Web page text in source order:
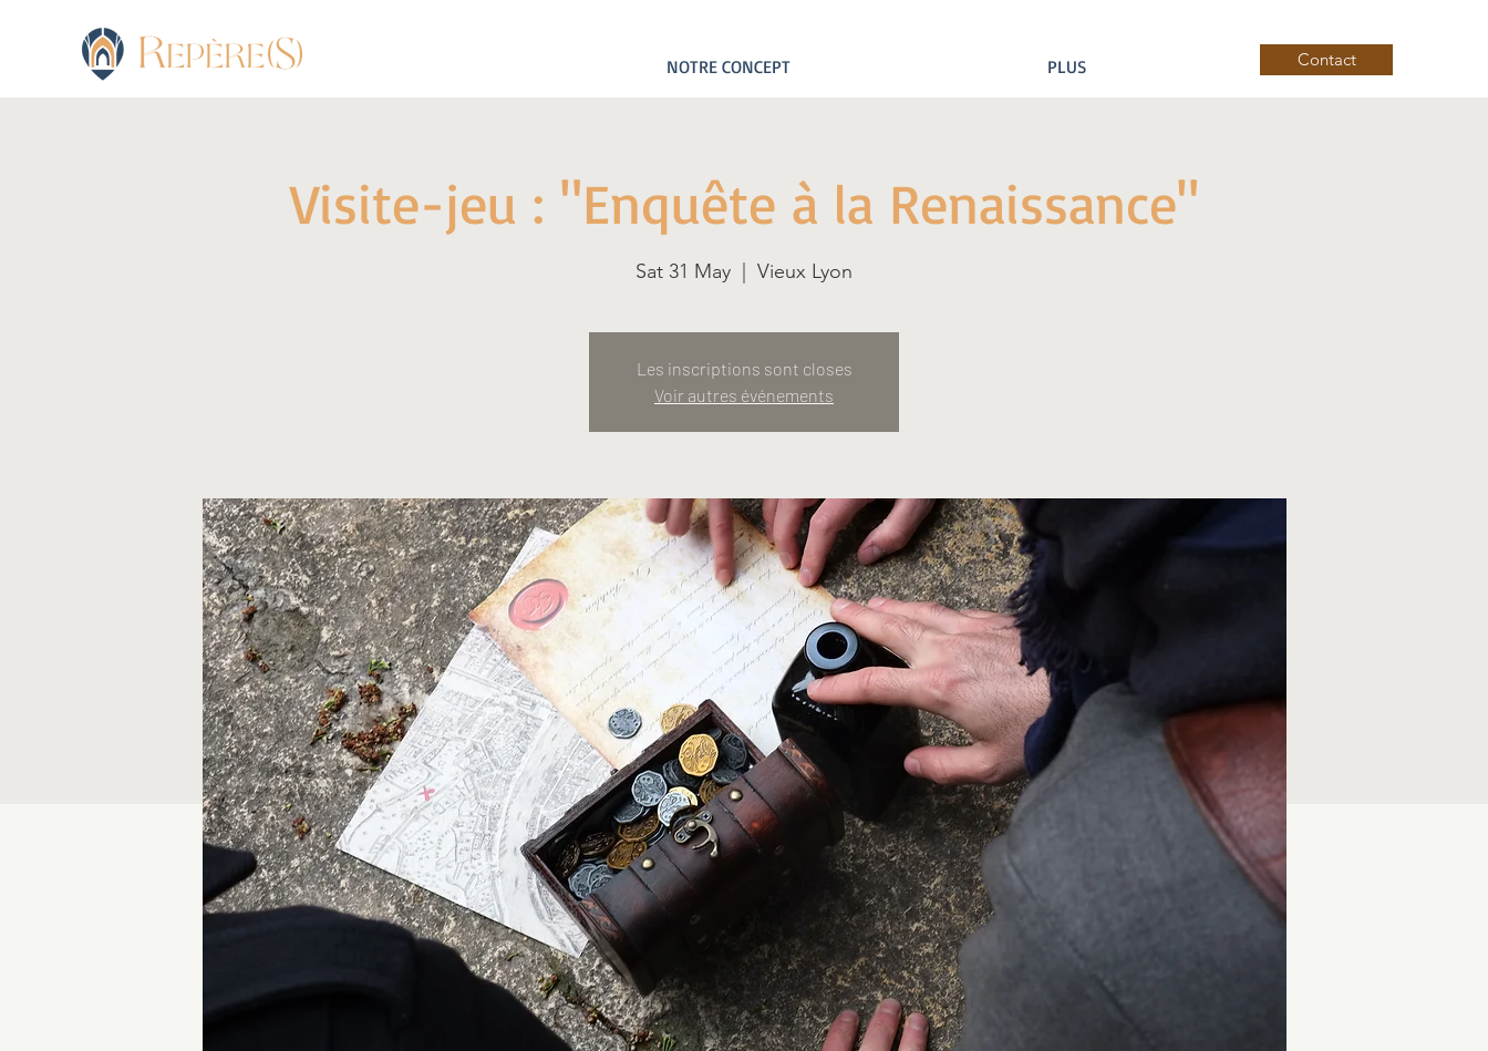
NOTRE CONCEPT PLUS Contact
Visite-jeu : "Enquête à la Renaissance"
Sat 31 May Vieux Lyon
Les inscriptions sont closes
Voir autres événements